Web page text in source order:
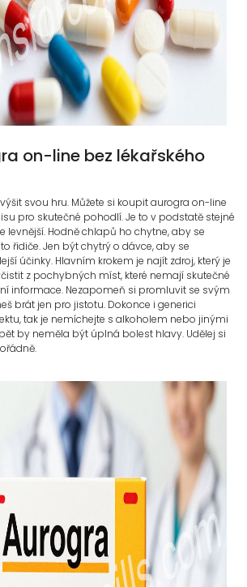
on-line bez lékařského
svou hru. Můžete si koupit aurogra on-line
pro skutečné pohodlí. Je to v podstatě stejné
levnější. Hodně chlapů ho chytne, aby se
řidiče. Jen být chytrý o dávce, aby se
účinky. Hlavním krokem je najít zdroj, který je
z pochybných míst, které nemají skutečné
informace. Nezapomeň si promluvit se svým
brát jen pro jistotu. Dokonce i generici
tak je nemíchejte s alkoholem nebo jinými
by neměla být úplná bolest hlavy. Udělej si